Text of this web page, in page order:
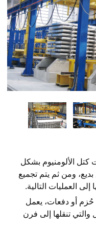
كتل الألومنيوم بشكل
بديع، ومن ثم يتم تجميع
العمليات التالية.
حُزم أو دفعات، يعمل
تنقلها إلى فرن